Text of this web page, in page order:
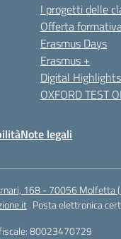
I progetti delle
Offerta
Erasmus Days
Erasmus +
Digital Highlights
OXFORD TEST
Note legali
168 - 70056 Molfetta
Posta elettronica
80023470729